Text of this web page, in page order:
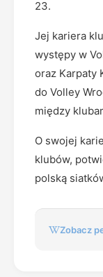
23.
Jej kariera
występy w
oraz Karpaty
do Volley
między
O swojej
klubów,
polską
Zobacz